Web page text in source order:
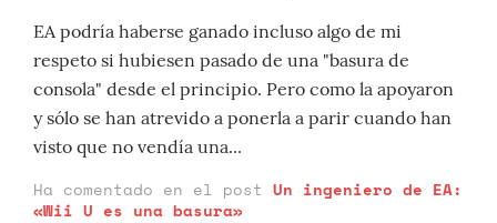
EA podría haberse ganado incluso algo de mi
respeto si hubiesen pasado de una "basura de
consola" desde el principio. Pero como la apoyaron
y sólo se han atrevido a ponerla a parir cuando han
visto que no vendía una...
Ha comentado en el post Un ingeniero de EA:
«Wii U es una basura»